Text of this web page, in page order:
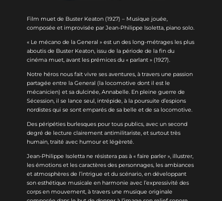
Film muet de Buster Keaton (1927) – Musique jouée,
composée et improvisée par Jean-Philippe Isoletta, piano solo.
« Le mécano de la General » est un des long-métrages les plus
aboutis de Buster Keaton, issu de la période de la fin du
cinéma muet, avant les prémices du « parlant » (1927).
Notre héros nous fait vivre ses aventures, à travers une passion
partagée entre la General (la locomotive dont il est le
mécanicien) et sa dulcinée, Annabelle. En pleine guerre de
Sécession, il se lance seul, intrépide, à la poursuite d’espions
nordistes qui se sont emparés de sa belle et de sa locomotive.
Des péripéties burlesques pour tous publics, avec un second
degré de lecture clairement antimilitariste, et surtout très
humain, traité avec humour et légèreté.
Jean-Philippe Isoletta ne résistera pas à « faire parler », illustrer,
les émotions et les caractères des personnages, les ambiances
et atmosphères de l’intrigue et du scénario, en développant
son esthétique musicale en harmonie avec l’expressivité des
corps en mouvement, à travers une musique originale